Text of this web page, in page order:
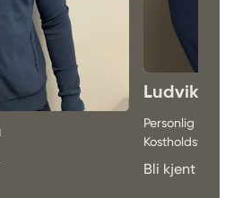
Ludvik
Personlig
Bli kjent med